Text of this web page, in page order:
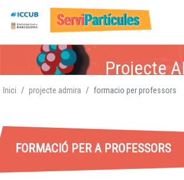
al
Projecte
Inici projecte admira formacio per professors
FORMACIÓ PER A PROFESSORS